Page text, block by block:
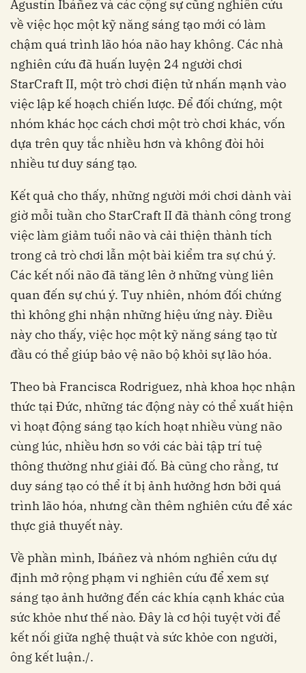
về việc học một kỹ năng sáng tạo mới có làm
chậm quá trình lão hóa não hay không. Các nhà
nghiên cứu đã huấn luyện 24 người chơi
StarCraft II, một trò chơi điện tử nhấn mạnh vào
việc lập kế hoạch chiến lược. Để đối chứng, một
nhóm khác học cách chơi một trò chơi khác, vốn
dựa trên quy tắc nhiều hơn và không đòi hỏi
giờ mỗi tuần cho StarCraft II đã thành công trong
việc làm giảm tuổi não và cải thiện thành tích
trong cả trò chơi lẫn một bài kiểm tra sự chú ý.
Các kết nối não đã tăng lên ở những vùng liên
quan đến sự chú ý. Tuy nhiên, nhóm đối chứng
thì không ghi nhận những hiệu ứng này.‏ ‏Điều
này cho thấy, việc học một kỹ năng sáng tạo từ
đầu có thể giúp bảo vệ não bộ khỏi sự lão hóa.
thức tại Đức, những tác động này có thể xuất hiện
vì hoạt động sáng tạo kích hoạt nhiều vùng não
cùng lúc, nhiều hơn so với các bài tập trí tuệ
thông thường như giải đố. Bà cũng cho rằng, tư
duy sáng tạo có thể ít bị ảnh hưởng hơn bởi quá
trình lão hóa, nhưng cần thêm nghiên cứu để xác
định mở rộng phạm vi nghiên cứu để xem sự
sáng tạo ảnh hưởng đến các khía cạnh khác của
sức khỏe như thế nào. Đây là cơ hội tuyệt vời để
kết nối giữa nghệ thuật và sức khỏe con người,